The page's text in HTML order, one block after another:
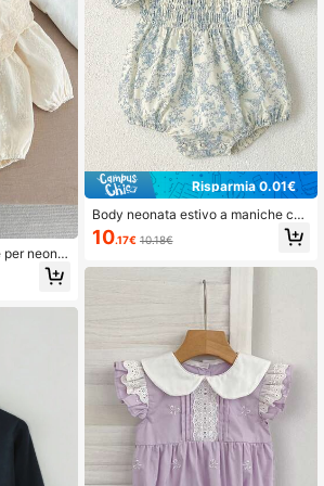
neonat
colletto, a
Risparmia 0.01€
Body neonata estivo a maniche cor
te con stampa floreale e balze
10.17€ 10.18€